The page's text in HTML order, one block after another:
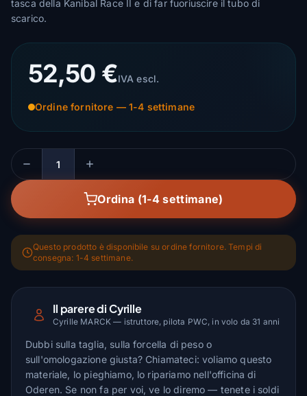
tasca della Kanibal Race II e di far fuoriuscire il tubo di
scarico.
52,50 €IVA escl.
Ordine fornitore — 1-4 settimane
Quantità
Ordina (1-4 settimane)
Questo prodotto è disponibile su ordine fornitore. Tempi di
consegna: 1-4 settimane.
Il parere di Cyrille
Cyrille MARCK — istruttore, pilota PWC, in volo da 31 anni
Dubbi sulla taglia, sulla forcella di peso o
sull'omologazione giusta? Chiamateci: voliamo questo
materiale, lo pieghiamo, lo ripariamo nell'officina di
Oderen. Se non fa per voi, ve lo diremo — tenete i soldi